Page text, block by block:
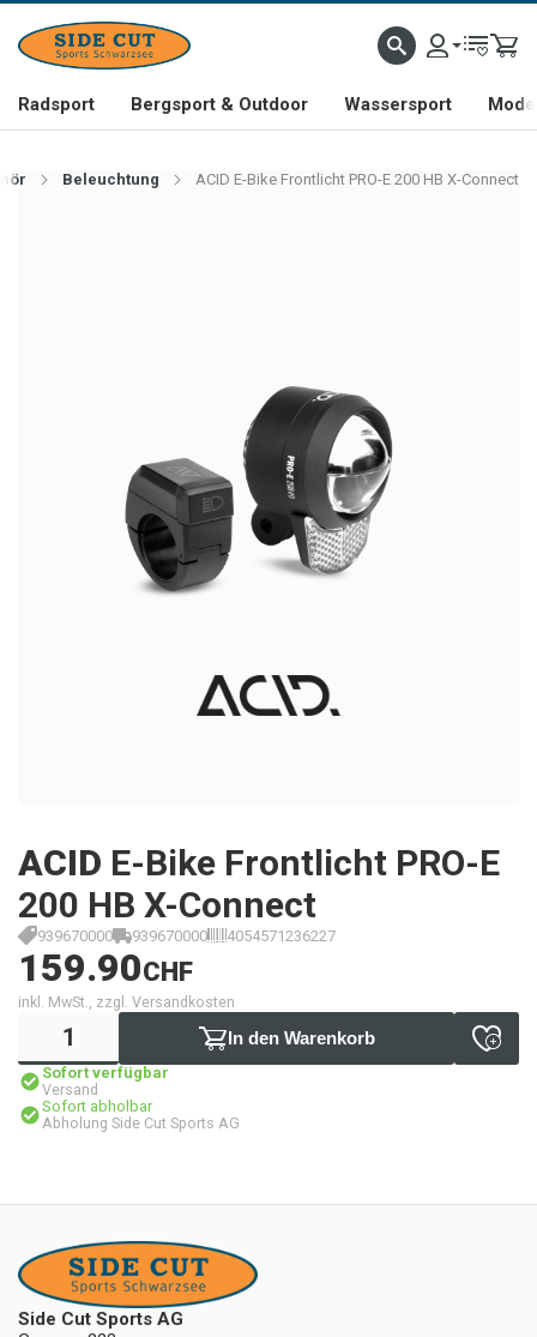
Radsport Bergsport & Outdoor Wassersport
Beleuchtung ACID E-Bike Frontlicht PRO-E 200 HB X-Connect
ACID E-Bike Frontlicht PRO-E
200 HB X-Connect
939670000 939670000 4054571236227
159.90CHF
inkl. MwSt., zzgl. Versandkosten
In den Warenkorb
Sofort verfügbar
Versand
Sofort abholbar
Abholung Side Cut Sports AG
Side Cut Sports AG